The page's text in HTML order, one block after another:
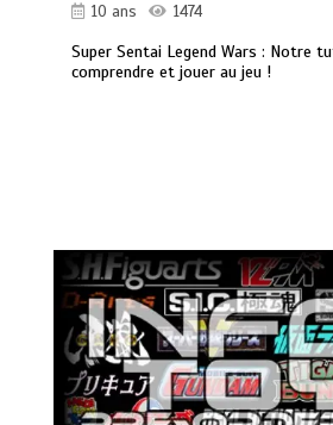
10 ans
1474
Super Sentai Legend Wars : Notre
comprendre et jouer au jeu !